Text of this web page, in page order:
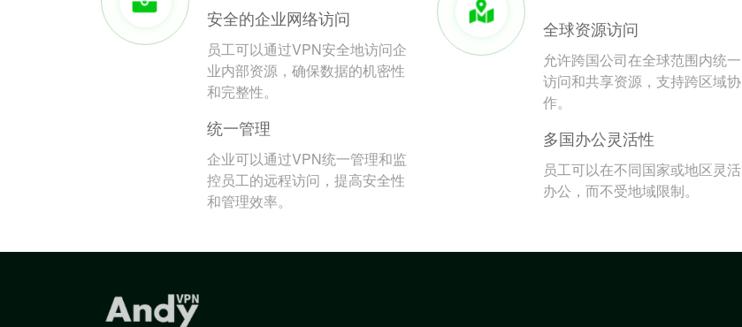
安全的企业网络访问
员工可以通过VPN安全地访问企
业内部资源，确保数据的机密性
和完整性。
统一管理
企业可以通过VPN统一管理和监
控员工的远程访问，提高安全性
和管理效率。
全球资源访问
允许跨国公司在全球范围内统一
访问和共享资源，支持跨区域协
作。
多国办公灵活性
员工可以在不同国家或地区灵活
办公，而不受地域限制。